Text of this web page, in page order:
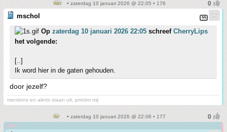
• zaterdag 10 januari 2026 @ 22:05 • 176
mschol
Op zaterdag 10 januari 2026 22:05 schreef CherryLips
het volgende:
[..]
Ik word hier in de gaten gehouden.
door jezelf?
mentions en alerts staan uit, pm/dm mij
• zaterdag 10 januari 2026 @ 22:06 • 177
roze